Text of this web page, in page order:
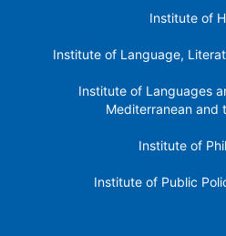
Institute of
Institute of Language,
Institute of Languages
Mediterranean and
Institute of
Institute of Public